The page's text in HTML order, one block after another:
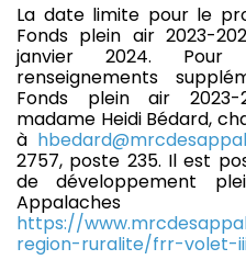
La date limite pour le
Fonds plein air 2023-
janvier 2024.
renseignements
Fonds plein air 2023-
madame Heidi Bédard,
à
2757, poste 235. Il est
de développement
https://
region-ruralite/frr-volet-